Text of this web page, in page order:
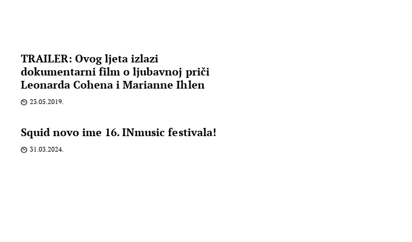
TRAILER: Ovog ljeta izlazi
dokumentarni film o ljubavnoj priči
Leonarda Cohena i Marianne Ihlen
23.05.2019.
Squid novo ime 16. INmusic festivala!
31.03.2024.